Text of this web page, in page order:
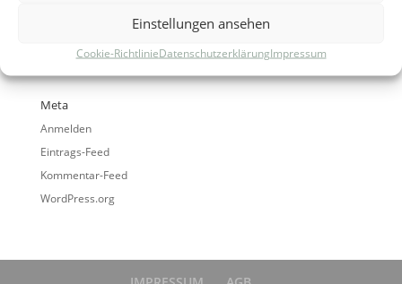
Einstellungen ansehen
Cookie-RichtlinieDatenschutzerklärungImpressum
Keine Kategorien
Meta
Anmelden
Eintrags-Feed
Kommentar-Feed
WordPress.org